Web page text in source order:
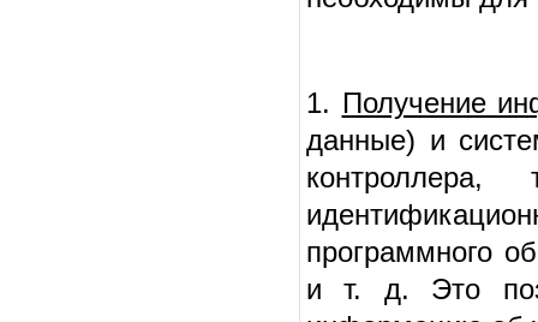
1. Получение
данные) и
программного
и т. д. Это